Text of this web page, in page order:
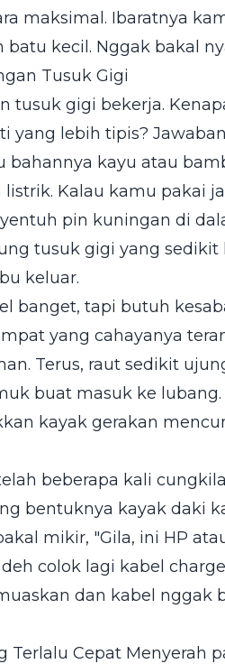
maksimal. Ibaratnya
batu kecil. Nggak bakal
Tusuk Gigi
tusuk gigi bekerja.
yang lebih tipis?
bahannya kayu atau
Kalau kamu pakai
pin kuningan di
tusuk gigi yang
keluar.
banget, tapi butuh
yang cahayanya
Terus, raut sedikit
buat masuk ke
kayak gerakan
beberapa kali
bentuknya kayak daki
mikir, "Gila, ini HP
colok lagi kabel
dan kabel nggak
Terlalu Cepat Menyerah